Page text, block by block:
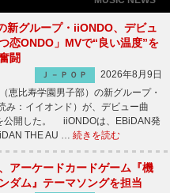
新グループ・iiONDO、デビュ
恋ONDO」MVで“良い温度”を
闘
Ｊ－ＰＯＰ
2026年8月9日
恵比寿学園男子部）の新グループ・
み：イイオンド）が、デビュー曲
公開した。 iiONDOは、EBiDAN発
THE AU … 続きを読む
アーケードカードゲーム『機
ダム』テーマソングを担当